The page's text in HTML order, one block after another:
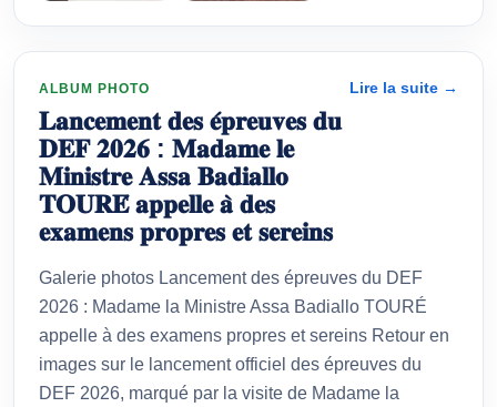
ALBUM PHOTO
𝐋𝐚𝐧𝐜𝐞𝐦𝐞𝐧𝐭 𝐝𝐞𝐬 𝐞́𝐩𝐫𝐞𝐮𝐯𝐞𝐬 𝐝𝐮
𝐃𝐄𝐅 𝟐𝟎𝟐𝟔 : 𝐌𝐚𝐝𝐚𝐦𝐞 𝐥𝐞
𝐌𝐢𝐧𝐢𝐬𝐭𝐫𝐞 𝐀𝐬𝐬𝐚 𝐁𝐚𝐝𝐢𝐚𝐥𝐥𝐨
𝐓𝐎𝐔𝐑𝐄́ 𝐚𝐩𝐩𝐞𝐥𝐥𝐞 𝐚̀ 𝐝𝐞𝐬
𝐞𝐱𝐚𝐦𝐞𝐧𝐬 𝐩𝐫𝐨𝐩𝐫𝐞𝐬 𝐞𝐭 𝐬𝐞𝐫𝐞𝐢𝐧𝐬
Lire la suite →
Galerie photos Lancement des épreuves du DEF
2026 : Madame la Ministre Assa Badiallo TOURÉ
appelle à des examens propres et sereins Retour en
images sur le lancement officiel des épreuves du
DEF 2026, marqué par la visite de Madame la